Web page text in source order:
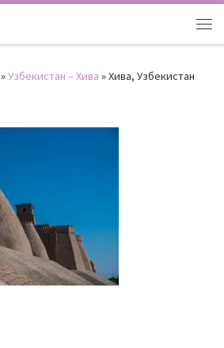
»Узбекистан – Хива »Хива, Узбекистан